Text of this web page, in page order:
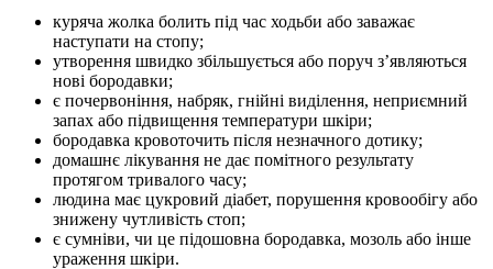
куряча жолка болить під час ходьби або заважає
наступати на стопу;
утворення швидко збільшується або поруч з’являються
нові бородавки;
є почервоніння, набряк, гнійні виділення, неприємний
запах або підвищення температури шкіри;
бородавка кровоточить після незначного дотику;
домашнє лікування не дає помітного результату
протягом тривалого часу;
людина має цукровий діабет, порушення кровообігу або
знижену чутливість стоп;
є сумніви, чи це підошовна бородавка, мозоль або інше
ураження шкіри.